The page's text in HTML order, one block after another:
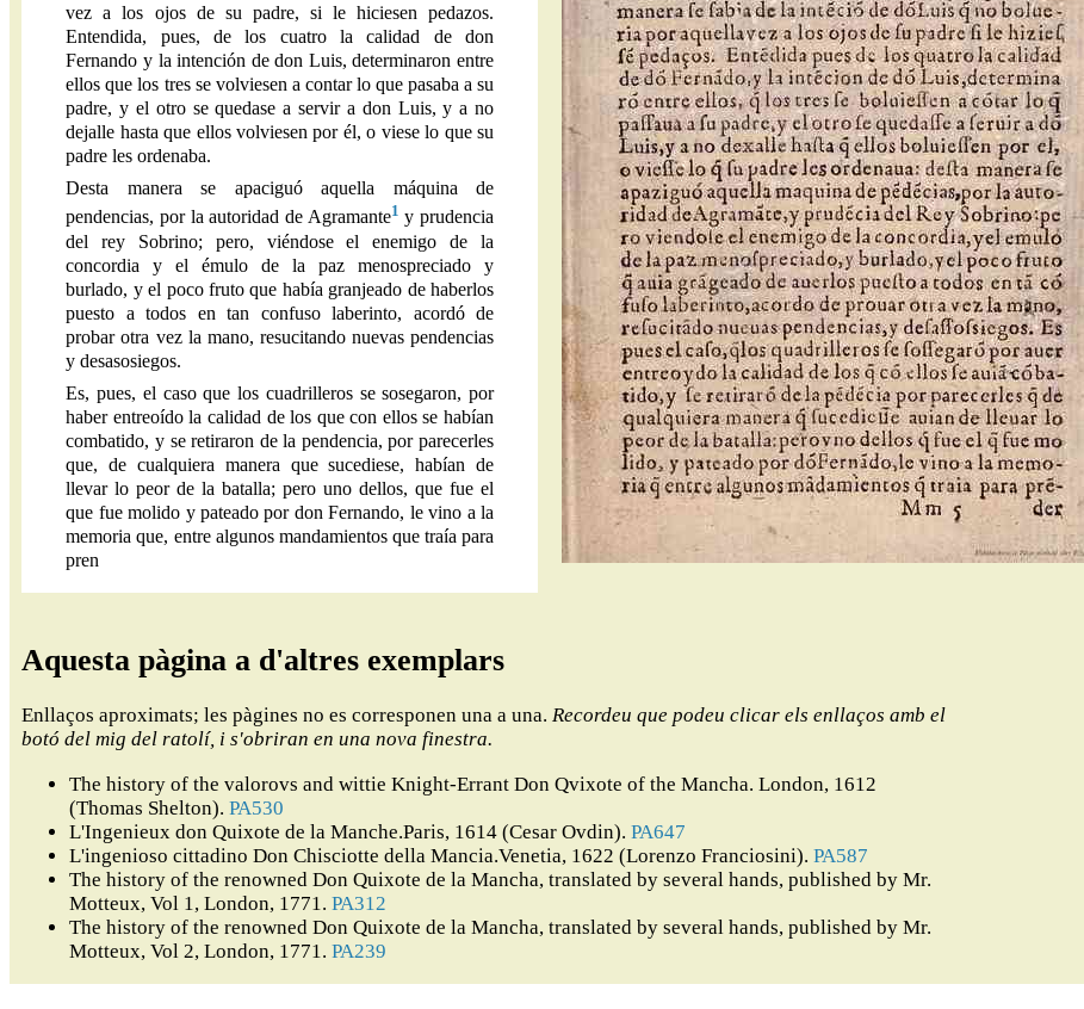
vez a los ojos de su padre, si le hiciesen pedazos.
Entendida, pues, de los cuatro la calidad de don
Fernando y la intención de don Luis, determinaron entre
ellos que los tres se volviesen a contar lo que pasaba a su
padre, y el otro se quedase a servir a don Luis, y a no
dejalle hasta que ellos volviesen por él, o viese lo que su
padre les ordenaba.
Desta manera se apaciguó aquella máquina de
pendencias, por la autoridad de Agramante1 y prudencia
del rey Sobrino; pero, viéndose el enemigo de la
concordia y el émulo de la paz menospreciado y
burlado, y el poco fruto que había granjeado de haberlos
puesto a todos en tan confuso laberinto, acordó de
probar otra vez la mano, resucitando nuevas pendencias
y desasosiegos.
Es, pues, el caso que los cuadrilleros se sosegaron, por
haber entreoído la calidad de los que con ellos se habían
combatido, y se retiraron de la pendencia, por parecerles
que, de cualquiera manera que sucediese, habían de
llevar lo peor de la batalla; pero uno dellos, que fue el
que fue molido y pateado por don Fernando, le vino a la
memoria que, entre algunos mandamientos que traía para
pren
Aquesta pàgina a d'altres exemplars
Enllaços aproximats; les pàgines no es corresponen una a una. Recordeu que podeu clicar els enllaços amb el
botó del mig del ratolí, i s'obriran en una nova finestra.
The history of the valorovs and wittie Knight-Errant Don Qvixote of the Mancha. London, 1612
(Thomas Shelton). PA530
L'Ingenieux don Quixote de la Manche.Paris, 1614 (Cesar Ovdin). PA647
L'ingenioso cittadino Don Chisciotte della Mancia.Venetia, 1622 (Lorenzo Franciosini). PA587
The history of the renowned Don Quixote de la Mancha, translated by several hands, published by Mr.
Motteux, Vol 1, London, 1771. PA312
The history of the renowned Don Quixote de la Mancha, translated by several hands, published by Mr.
Motteux, Vol 2, London, 1771. PA239